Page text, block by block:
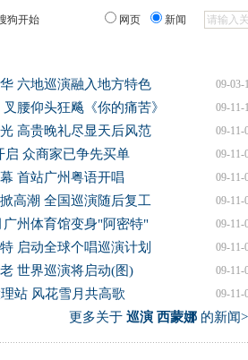
狗开始 网页 新闻
09-03-
六地巡演融入地方特色
09-11-
腰仰头狂飚《你的痛苦》
09-11-
高贵晚礼尽显天后风范
09-11-
启 众商家已争先买单
09-11-
首站广州粤语开唱
09-11-
高潮 全国巡演随后复工
09-11-
州体育馆变身"阿密特"
09-11-
启动全球个唱巡演计划
09-11-
世界巡演将启动(图)
09-11-
站 风花雪月共高歌
更多关于 巡演 西蒙娜的新闻